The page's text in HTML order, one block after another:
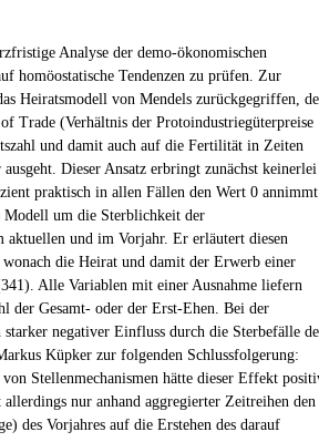
Analyse der demo-ökonomischen
homöostatische Tendenzen zu prüfen. Zur
Heiratsmodell von Mendels zurückgegriffen,
Trade (Verhältnis der Protoindustriegüterpreise
und damit auch auf die Fertilität in Zeiten
Dieser Ansatz erbringt zunächst keinerlei
praktisch in allen Fällen den Wert 0 annimmt
um die Sterblichkeit der
aktuellen und im Vorjahr. Er erläutert diesen
die Heirat und damit der Erwerb einer
Alle Variablen mit einer Ausnahme liefern
der Gesamt- oder der Erst-Ehen. Bei der
negativer Einfluss durch die Sterbefälle
Küpker zur folgenden Schlussfolgerung:
Stellenmechanismen hätte dieser Effekt
nur anhand aggregierter Zeitreihen den
des Vorjahres auf die Erstehen des darauf